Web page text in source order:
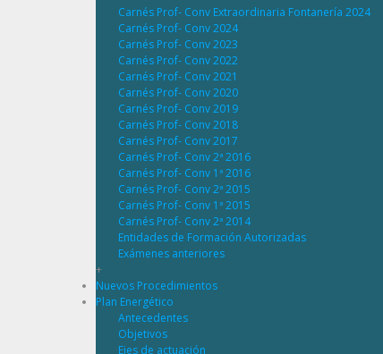
Carnés Prof- Conv Extraordinaria Fontanería 2024
Carnés Prof- Conv 2024
Carnés Prof- Conv 2023
Carnés Prof- Conv 2022
Carnés Prof- Conv 2021
Carnés Prof- Conv 2020
Carnés Prof- Conv 2019
Carnés Prof- Conv 2018
Carnés Prof- Conv 2017
Carnés Prof- Conv 2ª 2016
Carnés Prof- Conv 1ª 2016
Carnés Prof- Conv 2ª 2015
Carnés Prof- Conv 1ª 2015
Carnés Prof- Conv 2ª 2014
Entidades de Formación Autorizadas
Exámenes anteriores
+
Nuevos Procedimientos
Plan Energético
Antecedentes
Objetivos
Ejes de actuación